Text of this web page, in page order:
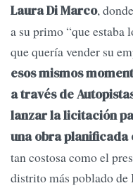
Laura Di Marco,
a su primo “que estaba
que quería vender su
esos mismos
a través de
lanzar la licitación
una obra planificada
tan costosa como el
distrito más poblado